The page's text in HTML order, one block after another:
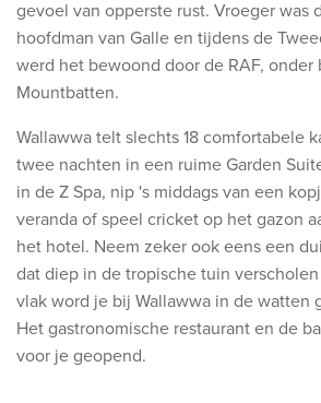
gevoel van opperste rust. Vroeger was
hoofdman van Galle en tijdens de
werd het bewoond door de RAF, onder
Mountbatten.
Wallawwa telt slechts 18 comfortabele
twee nachten in een ruime Garden
in de Z Spa, nip 's middags van een
veranda of speel cricket op het gazon
het hotel. Neem zeker ook eens een
dat diep in de tropische tuin
vlak word je bij Wallawwa in de watten
Het gastronomische restaurant en de
voor je geopend.